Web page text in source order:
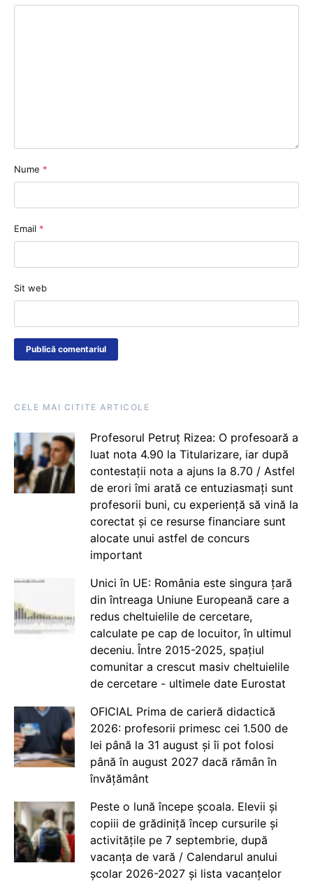
Nume *
Email *
Sit web
CELE MAI CITITE ARTICOLE
Profesorul Petruț Rizea: O profesoară a
luat nota 4.90 la Titularizare, iar după
contestații nota a ajuns la 8.70 / Astfel
de erori îmi arată ce entuziasmați sunt
profesorii buni, cu experiență să vină la
corectat și ce resurse financiare sunt
alocate unui astfel de concurs
important
Unici în UE: România este singura țară
din întreaga Uniune Europeană care a
redus cheltuielile de cercetare,
calculate pe cap de locuitor, în ultimul
deceniu. Între 2015-2025, spațiul
comunitar a crescut masiv cheltuielile
de cercetare - ultimele date Eurostat
OFICIAL Prima de carieră didactică
2026: profesorii primesc cei 1.500 de
lei până la 31 august și îi pot folosi
până în august 2027 dacă rămân în
învățământ
Peste o lună începe școala. Elevii și
copiii de grădiniță încep cursurile și
activitățile pe 7 septembrie, după
vacanța de vară / Calendarul anului
școlar 2026-2027 și lista vacanțelor